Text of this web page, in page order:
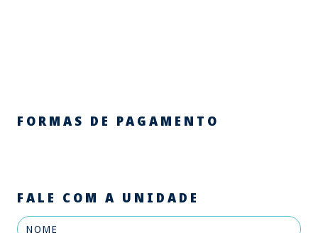
FORMAS DE PAGAMENTO
FALE COM A UNIDADE